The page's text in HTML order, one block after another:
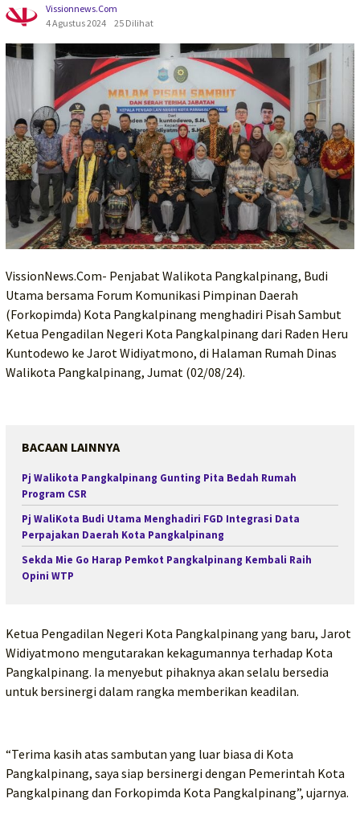
Vissionnews.com
4 Agustus 2024
25 Dilihat
VissionNews.Com- Penjabat Walikota Pangkalpinang, Budi
Utama bersama Forum Komunikasi Pimpinan Daerah
(Forkopimda) Kota Pangkalpinang menghadiri Pisah Sambut
Ketua Pengadilan Negeri Kota Pangkalpinang dari Raden Heru
Kuntodewo ke Jarot Widiyatmono, di Halaman Rumah Dinas
Walikota Pangkalpinang, Jumat (02/08/24).
BACAAN LAINNYA
Pj Walikota Pangkalpinang Gunting Pita Bedah Rumah
Program CSR
Pj WaliKota Budi Utama Menghadiri FGD Integrasi Data
Perpajakan Daerah Kota Pangkalpinang
Sekda Mie Go Harap Pemkot Pangkalpinang Kembali Raih
Opini WTP
Ketua Pengadilan Negeri Kota Pangkalpinang yang baru, Jarot
Widiyatmono mengutarakan kekagumannya terhadap Kota
Pangkalpinang. Ia menyebut pihaknya akan selalu bersedia
untuk bersinergi dalam rangka memberikan keadilan.
“Terima kasih atas sambutan yang luar biasa di Kota
Pangkalpinang, saya siap bersinergi dengan Pemerintah Kota
Pangkalpinang dan Forkopimda Kota Pangkalpinang”, ujarnya.